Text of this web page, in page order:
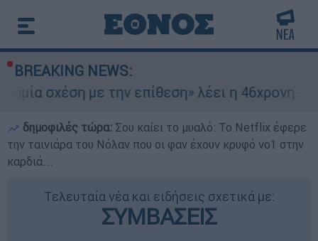
BREAKING NEWS:
την επίθεση» λέει η 46χρονη - Τι αποκάλυψε
δημοφιλές τώρα: Σου καίει το μυαλό: Το Netflix έφερε
την ταινιάρα του Νόλαν που οι φαν έχουν κρυφό νο1 στην
καρδιά...
Τελευταία νέα και ειδήσεις σχετικά με:
ΣΥΜΒΑΣΕΙΣ